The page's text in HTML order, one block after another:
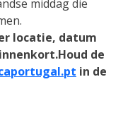
middag die
locatie, datum
de
in de